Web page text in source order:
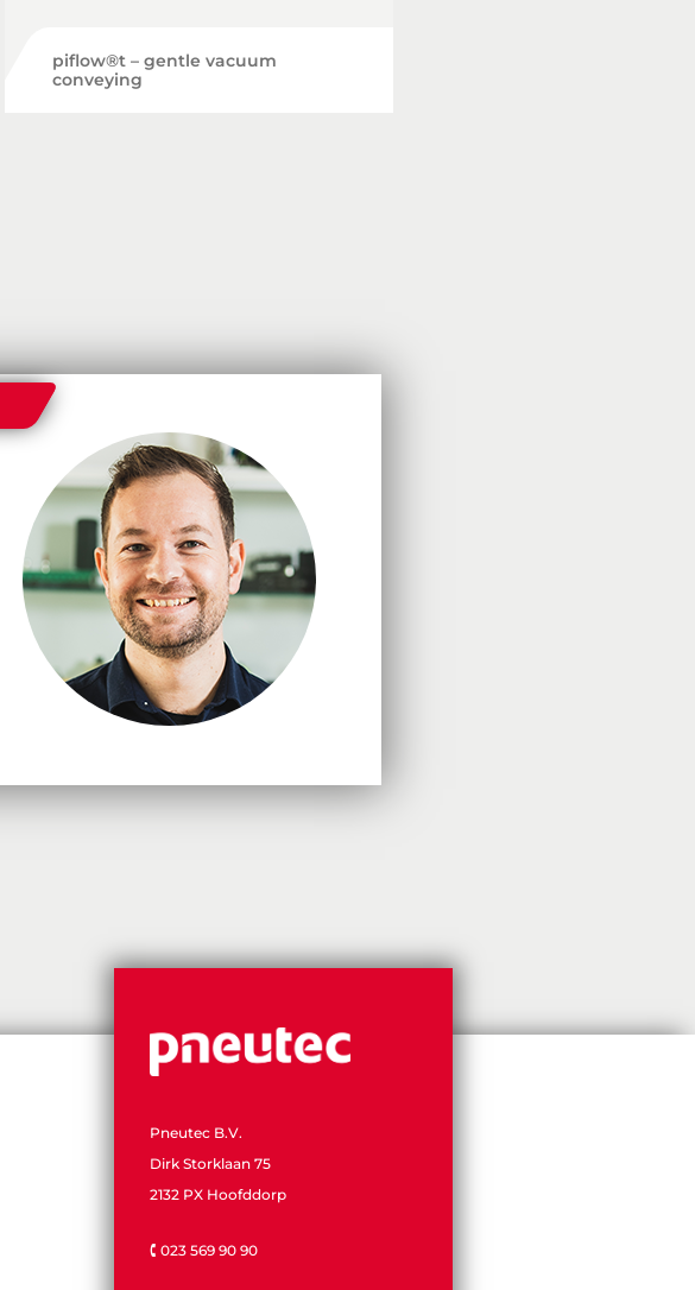
piflow®t – gentle vacuum
conveying
Pneutec B.V.
Dirk Storklaan 75
2132 PX Hoofddorp
🕻 023 569 90 90